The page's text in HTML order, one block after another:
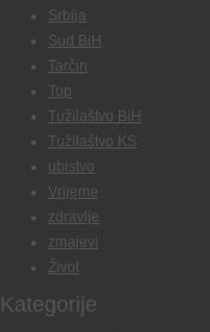
Srbija
Sud BiH
Tarčin
Top
Tužilaštvo BiH
Tužilaštvo KS
ubistvo
Vrijeme
zdravlje
zmajevi
Život
Kategorije